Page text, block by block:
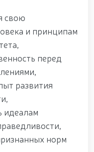
национальной
полковник Б.
лицея
Командующий
полковник Б.
визитом в
областях. //
военно-научно-
тему «Перспективы
технологий в
// Командующий
полковник Б.
мероприятия в
и
свою
и принципам
перед
развития
идеалам
норм